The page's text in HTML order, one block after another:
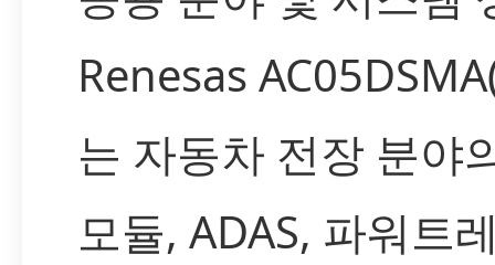
Renesas
는 자동차 전장 분야
모듈, ADAS, 파워트